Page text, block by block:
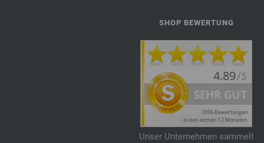
SHOP BEWERTUNG
Unser Unternehmen sammelt